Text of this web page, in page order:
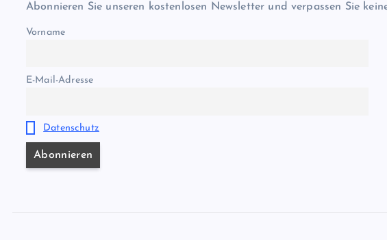
Abonnieren Sie unseren kostenlosen Newsletter und verpassen Sie
Vorname
E-Mail-Adresse
Datenschutz